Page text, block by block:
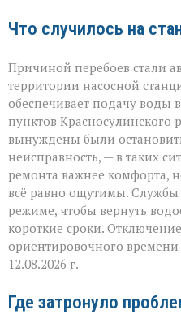
Что случилось на
Причиной перебоев стали
территории насосной
обеспечивает подачу воды
пунктов Красносулинского
вынуждены были
неисправность, — в таких
ремонта важнее комфорта,
всё равно ощутимы. Службы
режиме, чтобы вернуть
короткие сроки.
ориентировочного времени
12.08.2026 г.
Где затронуло